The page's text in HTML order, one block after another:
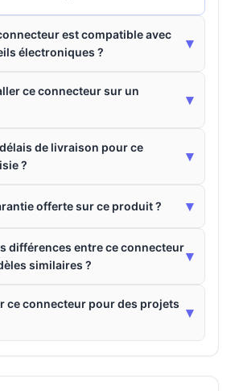
est compatible avec
électroniques ?
▾
ce connecteur sur un
▾
de livraison pour ce
?
▾
offerte sur ce produit ? ▾
différences entre ce connecteur
similaires ?
▾
ce connecteur pour des projets
▾